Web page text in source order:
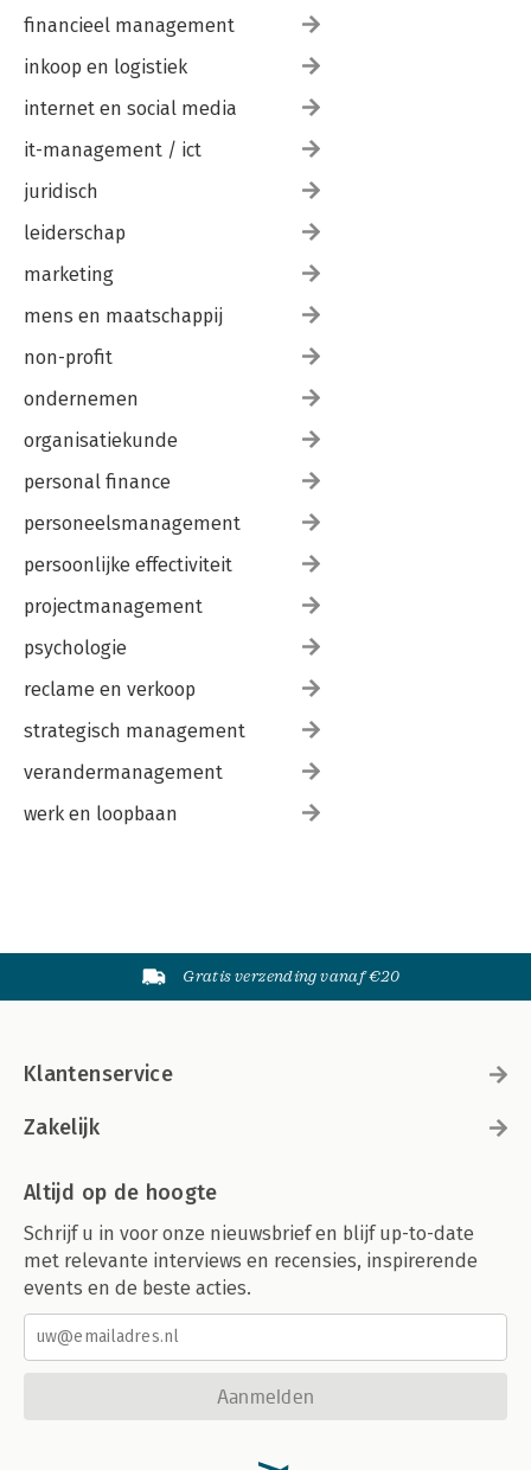
financieel management
inkoop en logistiek
internet en social media
it-management / ict
juridisch
leiderschap
marketing
mens en maatschappij
non-profit
ondernemen
organisatiekunde
personal finance
personeelsmanagement
persoonlijke effectiviteit
projectmanagement
psychologie
reclame en verkoop
strategisch management
verandermanagement
werk en loopbaan
Gratis verzending vanaf €20
Klantenservice
Zakelijk
Altijd op de hoogte
Schrijf u in voor onze nieuwsbrief en blijf up-to-date
met relevante interviews en recensies, inspirerende
events en de beste acties.
Aanmelden